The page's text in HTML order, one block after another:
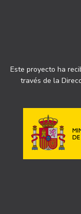
Este proyecto ha
través de la